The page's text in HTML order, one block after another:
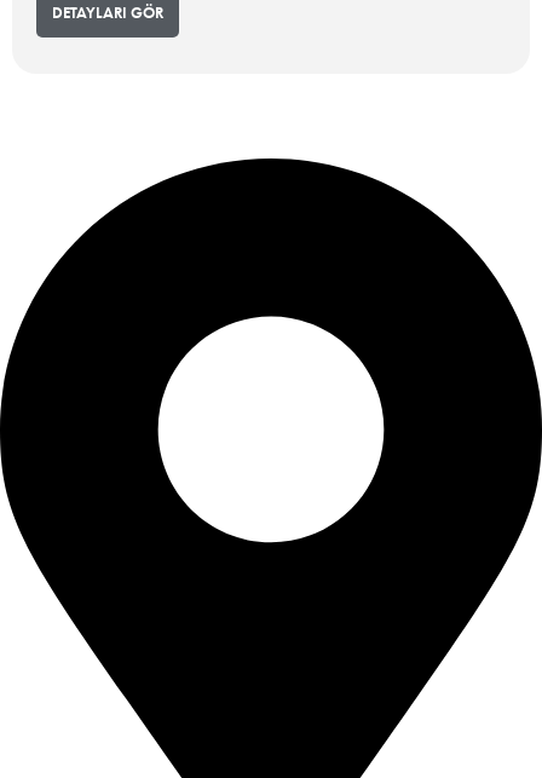
DETAYLARI GÖR